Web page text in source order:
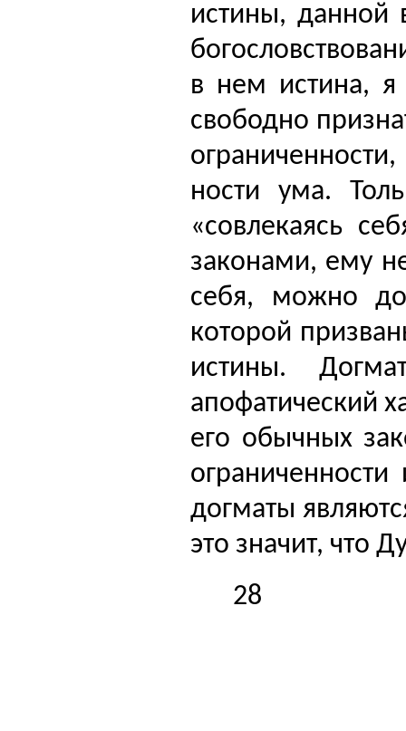
истины,
в нем истина, я
свободно
ности ума.
«совле­каясь
законами, ему
себя, можно
которой
истины.
апофатический
его обычных
догматы
это значит, что
28